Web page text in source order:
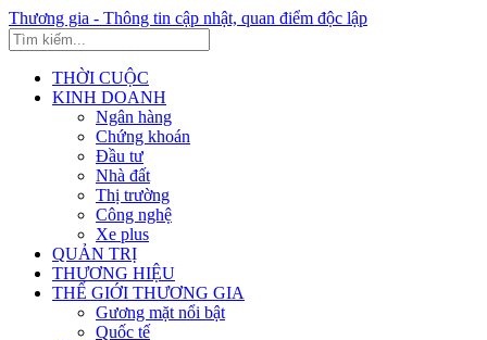
Thương gia - Thông tin cập nhật, quan điểm độc lập
THỜI CUỘC
KINH DOANH
Ngân hàng
Chứng khoán
Đầu tư
Nhà đất
Thị trường
Công nghệ
Xe plus
QUẢN TRỊ
THƯƠNG HIỆU
THẾ GIỚI THƯƠNG GIA
Gương mặt nổi bật
Quốc tế